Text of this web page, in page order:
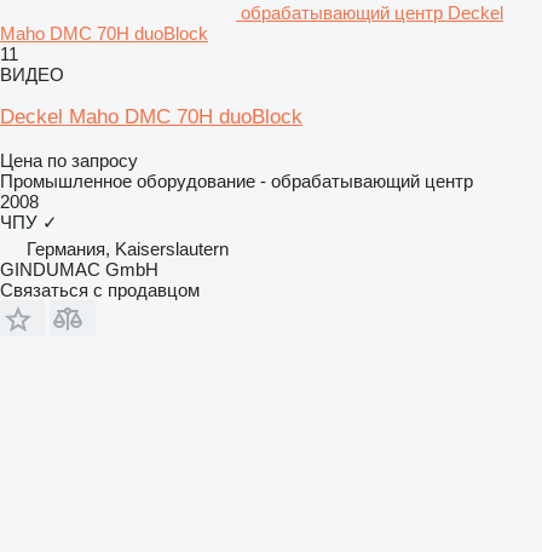
обрабатывающий центр Deckel
Maho DMC 70H duoBlock
11
ВИДЕО
Deckel Maho DMC 70H duoBlock
Цена по запросу
Промышленное оборудование - обрабатывающий центр
2008
ЧПУ ✓
Германия, Kaiserslautern
GINDUMAC GmbH
Связаться с продавцом